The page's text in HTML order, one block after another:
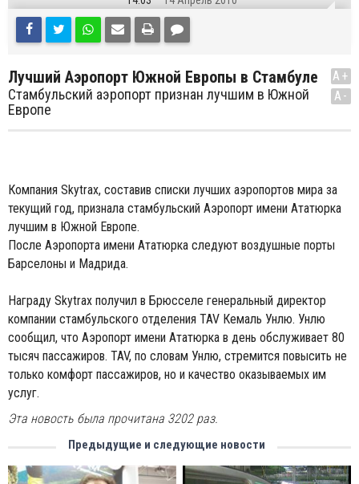
Лучший Аэропорт Южной Европы в Стамбуле
Стамбульский аэропорт признан лучшим в Южной
Европе
A+
A-
Компания Skytrax, составив списки лучших аэропортов мира за
текущий год, признала стамбульский Аэропорт имени Ататюрка
лучшим в Южной Европе.
После Аэропорта имени Ататюрка следуют воздушные порты
Барселоны и Мадрида.
Награду Skytrax получил в Брюсселе генеральный директор
компании стамбульского отделения TAV Кемаль Унлю. Унлю
сообщил, что Аэропорт имени Ататюрка в день обслуживает 80
тысяч пассажиров. TAV, по словам Унлю, стремится повысить не
только комфорт пассажиров, но и качество оказываемых им
услуг.
Эта новость была прочитана 3202 раз.
Предыдущие и следующие новости